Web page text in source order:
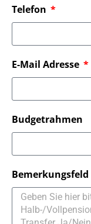
Telefon
E-Mail Adresse
Budgetrahmen
Bemerkungsfeld